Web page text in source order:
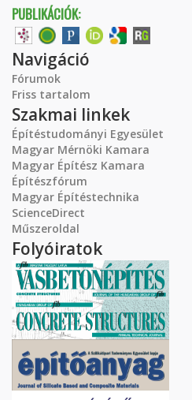
PUBLIKÁCIÓK:
Navigáció
Fórumok
Friss tartalom
Szakmai linkek
Építéstudományi Egyesület
Magyar Mérnöki Kamara
Magyar Építész Kamara
Építészfórum
Magyar Építéstechnika
ScienceDirect
Műszeroldal
Folyóiratok